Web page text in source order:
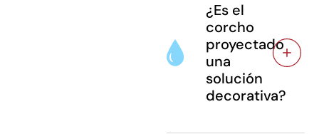
¿Es el
corcho
proyectado
una
solución
decorativa?